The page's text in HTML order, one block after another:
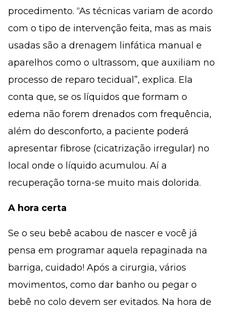
procedimento. “As técnicas variam de acordo
com o tipo de intervenção feita, mas as mais
usadas são a drenagem linfática manual e
aparelhos como o ultrassom, que auxiliam no
processo de reparo tecidual”, explica. Ela
conta que, se os líquidos que formam o
edema não forem drenados com frequência,
além do desconforto, a paciente poderá
apresentar fibrose (cicatrização irregular) no
local onde o líquido acumulou. Aí a
recuperação torna-se muito mais dolorida.
A hora certa
Se o seu bebê acabou de nascer e você já
pensa em programar aquela repaginada na
barriga, cuidado! Após a cirurgia, vários
movimentos, como dar banho ou pegar o
bebê no colo devem ser evitados. Na hora de